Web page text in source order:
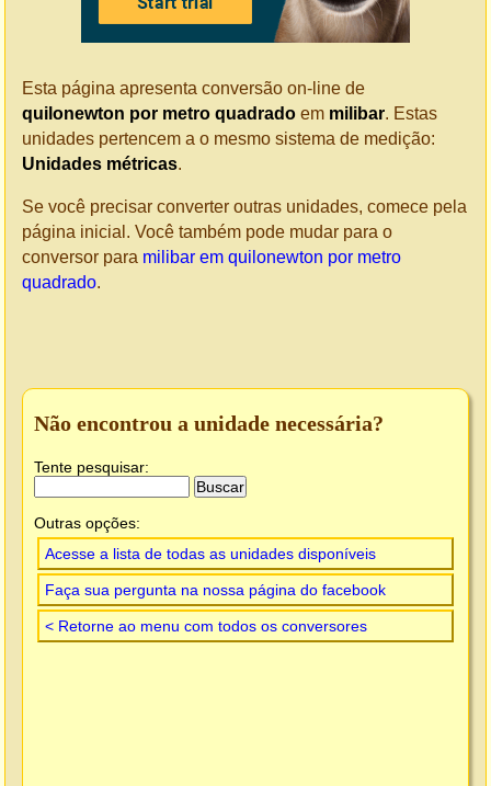
Esta página apresenta conversão on-line de
quilonewton por metro quadrado em milibar. Estas
unidades pertencem a o mesmo sistema de medição:
Unidades métricas.
Se você precisar converter outras unidades, comece pela
página inicial. Você também pode mudar para o
conversor para milibar em quilonewton por metro
quadrado.
Não encontrou a unidade necessária?
Tente pesquisar:
Outras opções:
Acesse a lista de todas as unidades disponíveis
Faça sua pergunta na nossa página do facebook
< Retorne ao menu com todos os conversores